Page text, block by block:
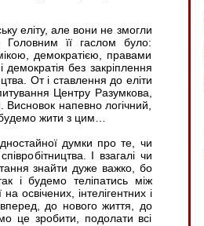
еліту, але вони не змогли
Головним її гаслом було:
демократією, правами
без закріплення
От і ставлення до еліти
Центру Разумкова,
напевно логічний,
будемо жити з цим…
думки про те, чи
І взагалі чи
знайти дуже важко, бо
і будемо теліпатись між
освічених, інтелігентних і
до нового життя, до
це зробити, подолати всі